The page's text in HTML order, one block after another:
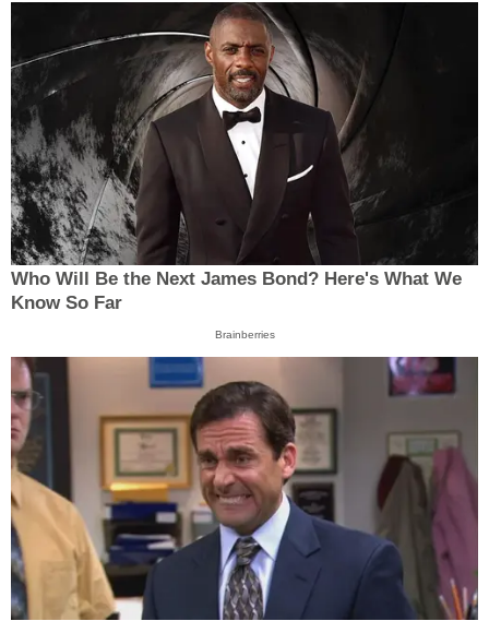
Who Will Be the Next James Bond? Here's What We
Know So Far
Brainberries